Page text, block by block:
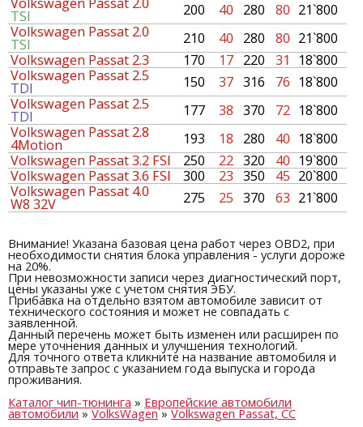
TSI 200 40 280 80 21`800
Volkswagen Passat 2.0
TSI 210 40 280 80 21`800
Volkswagen Passat 2.3
170 17 220 31
18`800
Volkswagen Passat 2.5
TDI 150 37 316 76 18`800
Volkswagen Passat 2.5
TDI 177 38 370 72 18`800
Volkswagen Passat 2.8
4Motion 193 18 280 40 18`800
Volkswagen Passat 3.2 FSI
250 22 320 40 19`800
Volkswagen Passat 3.6 FSI
300 23 350 45 20`800
Volkswagen Passat 4.0
W8 32V 275 25 370 63 21`800
Внимание! Указана базовая цена работ через OBD2, при
необходимости снятия блока управления - услуги дороже
на 20%.
При невозможности записи через диагностический порт,
цены указаны уже с учетом снятия ЭБУ.
Прибавка на отдельно взятом автомобиле зависит от
технического состояния и может не совпадать с
заявленной.
Данный перечень может быть изменен или расширен по
мере уточнения данных и улучшения технологий.
Для точного ответа кликните на название автомобиля и
отправьте запрос с указанием года выпуска и города
проживания.
Каталог чип-тюнинга » Европейские автомобили
автомобили»VolksWagen»Volkswagen Passat, CC